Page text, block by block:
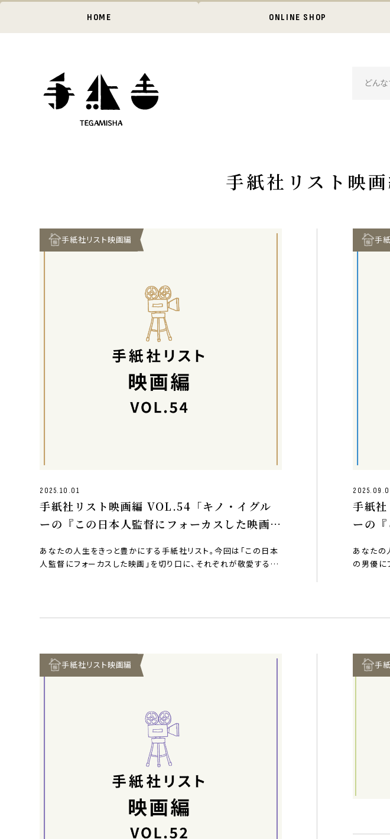
HOME ONLINE SHOP
手紙社リスト映
手紙社リスト映画編
2025.10.01
手紙社リスト映画編 VOL.54「キノ・イグル
ーの『この日本人監督にフォーカスした映画』
あなたの人生をきっと豊かにする手紙社リスト。今回は「この日本
人監督にフォーカスした映画」を切り口に、それぞれが敬愛する監
手
手紙
ーの
あなたの
の男優に
手紙社リスト映画編 手